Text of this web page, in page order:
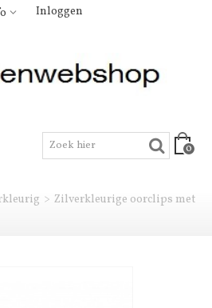
Inloggen
0
> Zilverkleurige oorclips met